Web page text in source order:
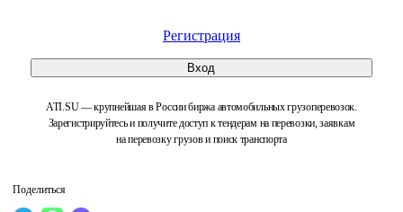
Регистрация
Вход
ATI.SU — крупнейшая в России биржа автомобильных грузоперевозок.
Зарегистрируйтесь и получите доступ к тендерам на перевозки, заявкам
на перевозку грузов и поиск транспорта
Поделиться